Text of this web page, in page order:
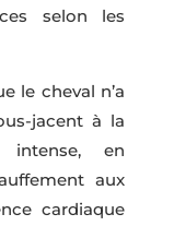
selon les
le cheval n’a
jacent à la
intense, en
aux
cardiaque